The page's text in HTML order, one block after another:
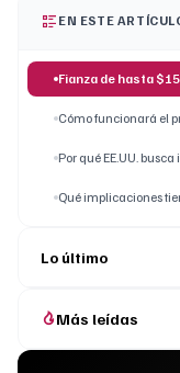
EN ESTE
Fianza de hasta
Cómo funcionará el
Por qué EE.UU.
Qué implicaciones
Lo último
Más leídas